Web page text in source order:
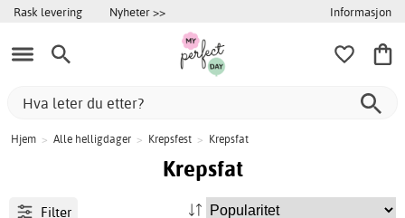
Rask levering Nyheter >> Informasjon
Hjem > Alle helligdager > Krepsfest > Krepsfat
Krepsfat
Filter